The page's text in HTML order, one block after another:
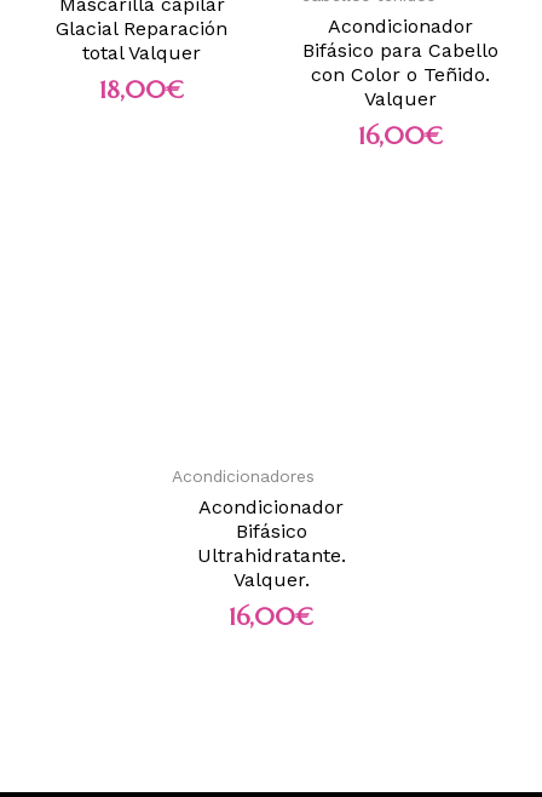
Glacial Reparación
total Valquer
18,00€
Acondicionador
Bifásico para Cabello
con Color o Teñido.
Valquer
16,00€
Acondicionadores
Acondicionador
Bifásico
Ultrahidratante.
Valquer.
16,00€